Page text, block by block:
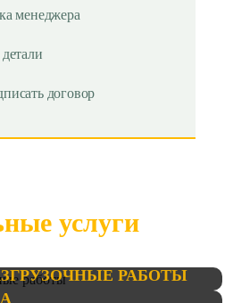
менеджера
договор
услуги
РАБОТЫ